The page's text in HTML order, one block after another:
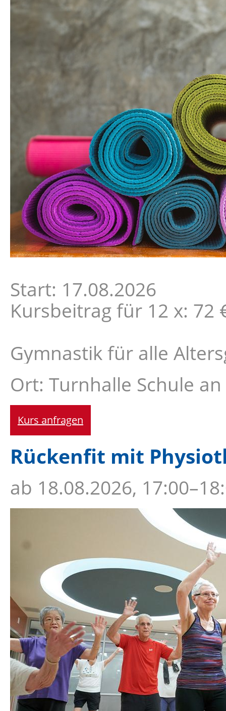
Start: 17.08.2026
Kursbeitrag für 12 x: 72
Gymnastik für alle
Ort: Turnhalle Schule
Kurs anfragen
Rückenfit mit
ab 18.08.2026,